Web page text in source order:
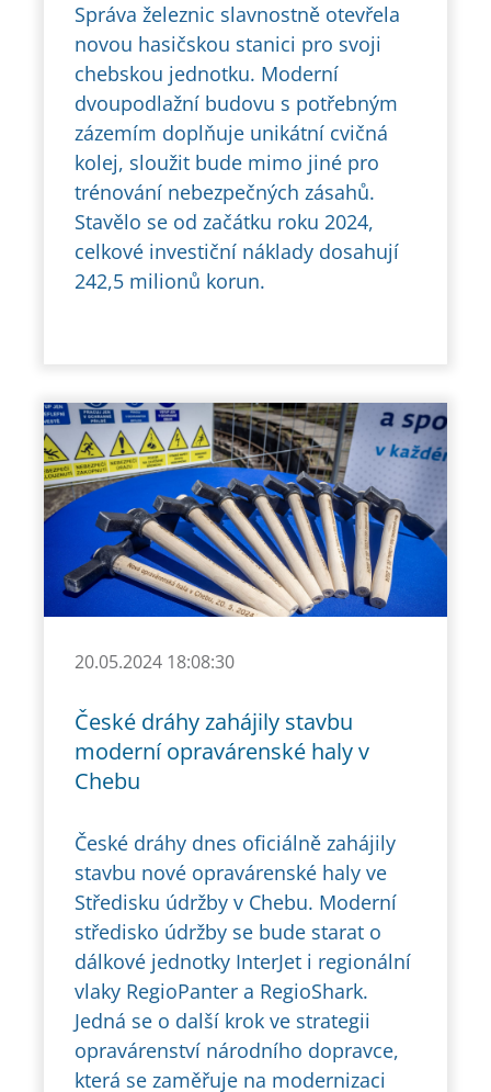
Správa železnic slavnostně otevřela
novou hasičskou stanici pro svoji
chebskou jednotku. Moderní
dvoupodlažní budovu s potřebným
zázemím doplňuje unikátní cvičná
kolej, sloužit bude mimo jiné pro
trénování nebezpečných zásahů.
Stavělo se od začátku roku 2024,
celkové investiční náklady dosahují
242,5 milionů korun.
20.05.2024 18:08:30
České dráhy zahájily stavbu
moderní opravárenské haly v
Chebu
České dráhy dnes oficiálně zahájily
stavbu nové opravárenské haly ve
Středisku údržby v Chebu. Moderní
středisko údržby se bude starat o
dálkové jednotky InterJet i regionální
vlaky RegioPanter a RegioShark.
Jedná se o další krok ve strategii
opravárenství národního dopravce,
která se zaměřuje na modernizaci